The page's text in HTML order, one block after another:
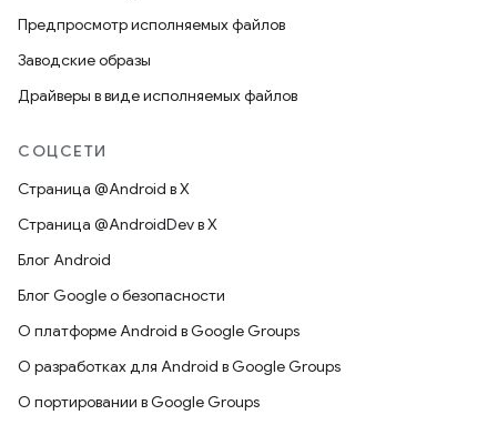
Предпросмотр исполняемых файлов
Заводские образы
Драйверы в виде исполняемых файлов
СОЦСЕТИ
Страница @Android в X
Страница @AndroidDev в X
Блог Android
Блог Google о безопасности
О платформе Android в Google Groups
О разработках для Android в Google Groups
О портировании в Google Groups